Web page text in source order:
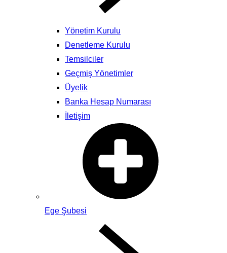
Yönetim Kurulu
Denetleme Kurulu
Temsilciler
Geçmiş Yönetimler
Üyelik
Banka Hesap Numarası
İletişim
Ege Şubesi